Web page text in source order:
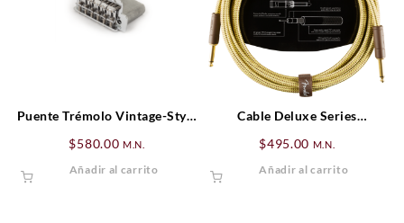
Puente Trémolo Vintage-Style
Presente), Cromado
$580.00 M.N.
Añadir al carrito
Cable Deluxe Series
10′, Tweed
$495.00 M.N.
Añadir al carrito